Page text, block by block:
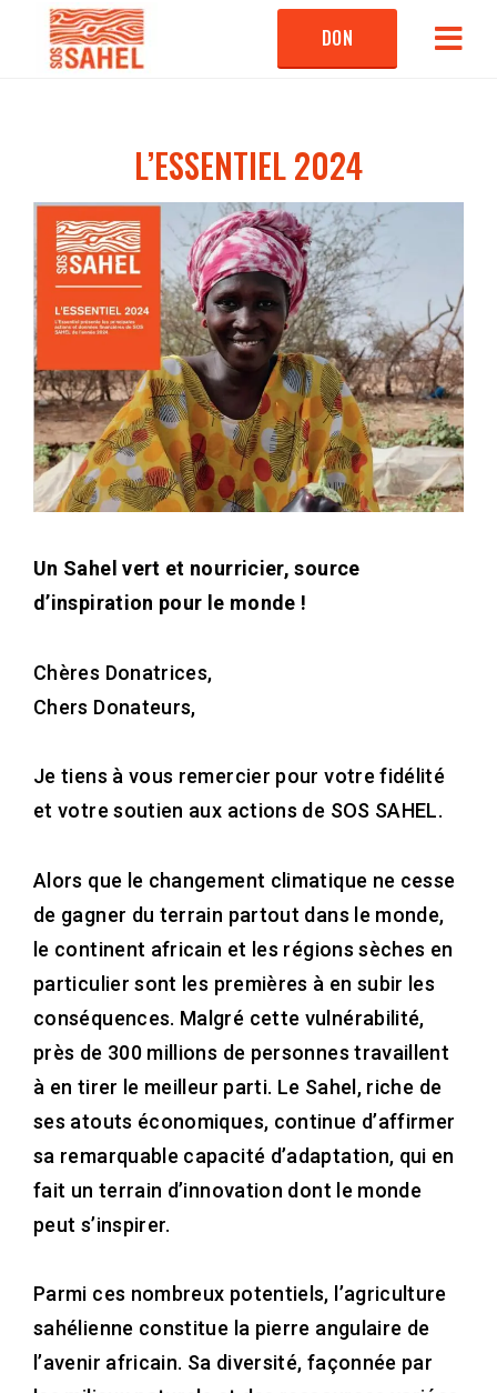
DON
L’ESSENTIEL 2024
Un Sahel vert et nourricier, source
d’inspiration pour le monde !
Chères Donatrices,
Chers Donateurs,
Je tiens à vous remercier pour votre fidélité
et votre soutien aux actions de SOS SAHEL.
Alors que le changement climatique ne cesse
de gagner du terrain partout dans le monde,
le continent africain et les régions sèches en
particulier sont les premières à en subir les
conséquences. Malgré cette vulnérabilité,
près de 300 millions de personnes travaillent
à en tirer le meilleur parti. Le Sahel, riche de
ses atouts économiques, continue d’affirmer
sa remarquable capacité d’adaptation, qui en
fait un terrain d’innovation dont le monde
peut s’inspirer.
Parmi ces nombreux potentiels, l’agriculture
sahélienne constitue la pierre angulaire de
l’avenir africain. Sa diversité, façonnée par